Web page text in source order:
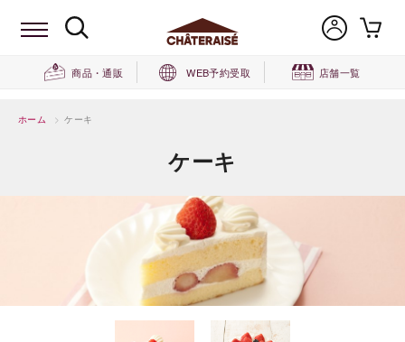
商品・通販 WEB予約受取 店舗一覧
ホーム > ケーキ
ケーキ